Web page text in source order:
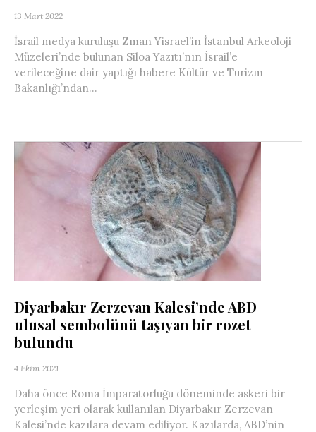
13 Mart 2022
İsrail medya kuruluşu Zman Yisrael’in İstanbul Arkeoloji
Müzeleri’nde bulunan Siloa Yazıtı’nın İsrail’e
verileceğine dair yaptığı habere Kültür ve Turizm
Bakanlığı’ndan...
Diyarbakır Zerzevan Kalesi’nde ABD
ulusal sembolünü taşıyan bir rozet
bulundu
4 Ekim 2021
Daha önce Roma İmparatorluğu döneminde askeri bir
yerleşim yeri olarak kullanılan Diyarbakır Zerzevan
Kalesi’nde kazılara devam ediliyor. Kazılarda, ABD’nin